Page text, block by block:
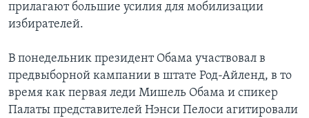
прилагают большие усилия для мобилизации
избирателей.
В понедельник президент Обама участвовал в
предвыборной кампании в штате Род-Айленд, в то
время как первая леди Мишель Обама и спикер
Палаты представителей Нэнси Пелоси агитировали